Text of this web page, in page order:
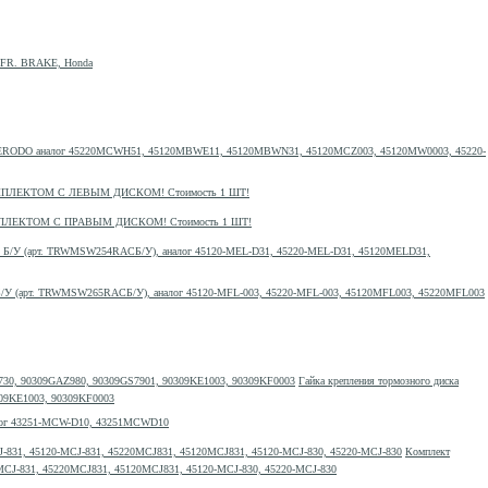
FR. BRAKE, Honda
аналог 45220MCWH51, 45120MBWE11, 45120MBWN31, 45120MCZ003, 45120MW0003, 45220-
С ЛЕВЫМ ДИСКОМ! Стоимость 1 ШТ!
С ПРАВЫМ ДИСКОМ! Стоимость 1 ШТ!
У (арт. TRWMSW254RACБ/У), аналог 45120-MEL-D31, 45220-MEL-D31, 45120MELD31,
(арт. TRWMSW265RACБ/У), аналог 45120-MFL-003, 45220-MFL-003, 45120MFL003, 45220MFL003
Гайка крепления тормозного диска
90309KF0003
43251-MCW-D10, 43251MCWD10
Комплект
831, 45220MCJ831, 45120MCJ831, 45120-MCJ-830, 45220-MCJ-830